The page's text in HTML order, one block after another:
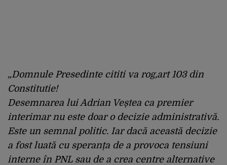
„Domnule Presedinte cititi va rog,art 103 din
Constitutie!
Desemnarea lui Adrian Veștea ca premier
interimar nu este doar o decizie administrativă.
Este un semnal politic. Iar dacă această decizie
a fost luată cu speranța de a provoca tensiuni
interne în PNL sau de a crea centre alternative